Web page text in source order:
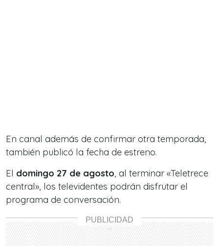
En canal además de confirmar otra temporada,
también publicó la fecha de estreno.
El domingo 27 de agosto, al terminar «Teletrece
central», los televidentes podrán disfrutar el
programa de conversación.